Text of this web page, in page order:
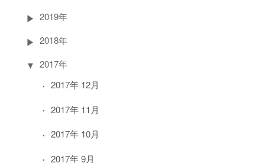
2019年
2018年
2017年
2017年 12月
2017年 11月
2017年 10月
2017年 9月